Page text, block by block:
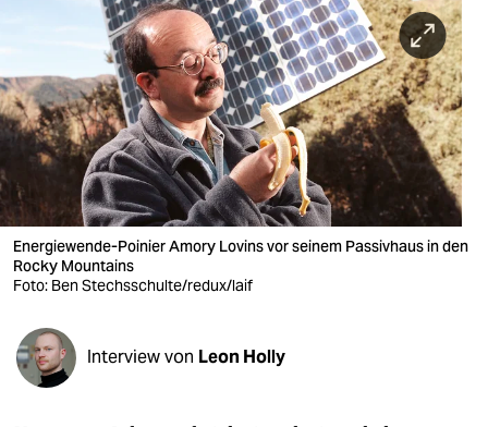
wahrheit
verlag
verlag
veranstaltungen
shop
fragen & hilfe
unterstützen
Energiewende-Poinier Amory Lovins vor seinem Passivhaus in den
Rocky Mountains
Foto: Ben Stechsschulte/redux/laif
Interview von Leon Holly